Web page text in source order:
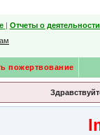
| Отчеты о
пожертвование